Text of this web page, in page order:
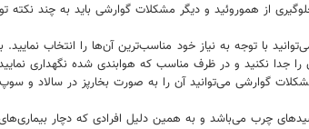
از هموروئید و دیگر مشکلات گوارشی باید به چند نکته
با توجه به نیاز خود مناسب‌ترین آن‌ها را انتخاب
را جدا نکنید و در ظرف مناسب که هوابندی شده نگهداری
گوارشی می‌توانید آن را به صورت بخارپز در سالاد و
چرب می‌باشد و به همین دلیل افرادی که دچار